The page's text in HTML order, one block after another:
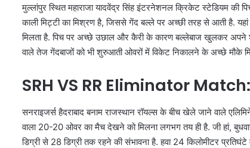
मुल्लांपुर स्थित महाराजा यादवेंद्र सिंह इंटरनेशनल क्रिकेट स्टेडियम की
काली मिट्टी का मिश्रण है, जिससे गेंद बल्ले पर अच्छी तरह से आती है.
मिलता है. पिच पर अच्छे उछाल और कैरी के कारण बल्लेबाज खुलकर
वाले तेज गेंदबाजों को भी शुरुआती ओवरों में विकेट निकालने के अच्छे मौके
SRH VS RR Eliminator Match:
सनराइजर्स हैदराबाद बनाम राजस्थान रॉयल्स के बीच खेले जाने वाले
वाला 20-20 ओवर का मैच देखने को मिलना लगभग तय ही है. जी हां,
डिग्री से 28 डिग्री तक रहने की संभावना है. हवा 24 किलोमीटर